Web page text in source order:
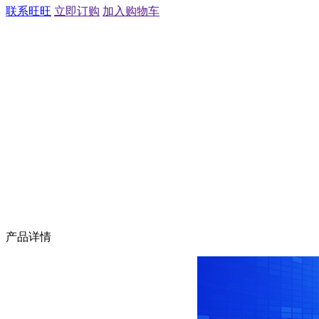
联系旺旺 立即订购 加入购物车
产品详情